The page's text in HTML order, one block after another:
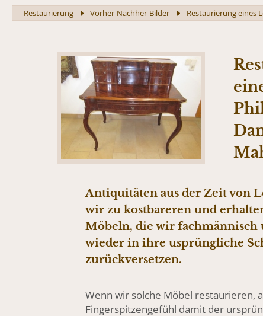
geschnitzter Lehne - Alter
schätzungsweise um 1900
in wohnfertigem Zustand
Restaurierung Vorher-Nachher-Bilder Restaurierung eines
Antiquitäten aus der Zeit von
wir zu kostbareren und
Möbeln, die wir fachmännisch
wieder in ihre usprüngliche
zurückversetzen.
Wenn wir solche Möbel restaurieren,
Fingerspitzengefühl damit der